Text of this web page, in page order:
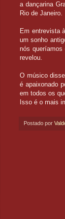
a dançarina
Rio de Janeiro.
Em entrevista
um sonho
nós
revelou.
O músico
é apaixonado
em todos os
Isso é o mais
Postado por